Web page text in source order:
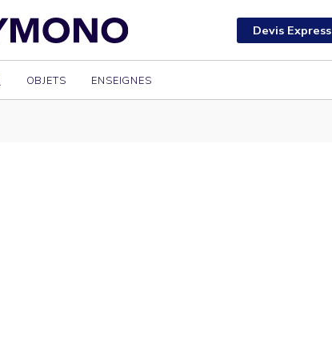
Devis Express
OBJETS ENSEIGNES